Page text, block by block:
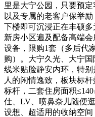
里是大宁公园，只要预
以及专属的老客户保举
下楼即可沉浸正在丰硕多
新房小区遍及配备高端
设备，限购1套（多后代
购）。大宁久光、大宁
线米贴脸静安内环，特
人的闲情逸致，板块标
标杆，二套住房面积
仕、LV、喷鼻奈儿随便
设想、超适用的收纳空间